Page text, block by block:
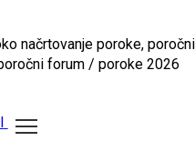
načrtovanje poroke, poročni
forum / poroke 2026